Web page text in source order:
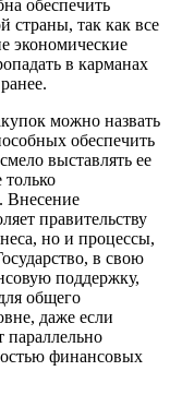
обеспечить
страны, так как все
экономи­ческие
в карманах
можно назвать
обеспечить
выставлять ее
только
Вне­сение
пра­вительству
но и процессы,
в свою
поддержку,
общего
даже если
параллельно
финансовых